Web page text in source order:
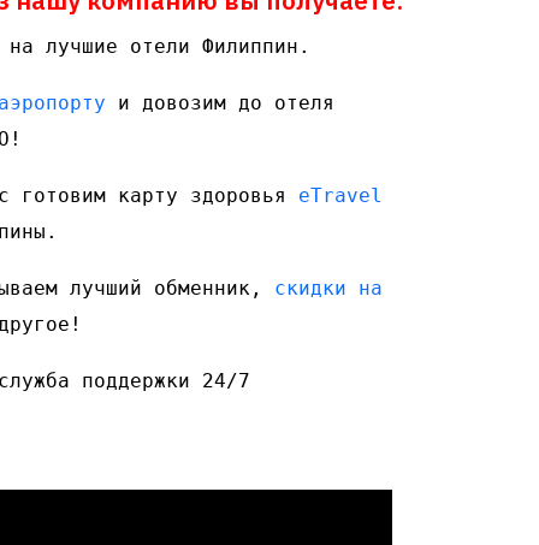
лучшие отели Филиппин.
и довозим до отеля
готовим карту здоровья eTravel
лучший обменник, скидки на
поддержки 24/7